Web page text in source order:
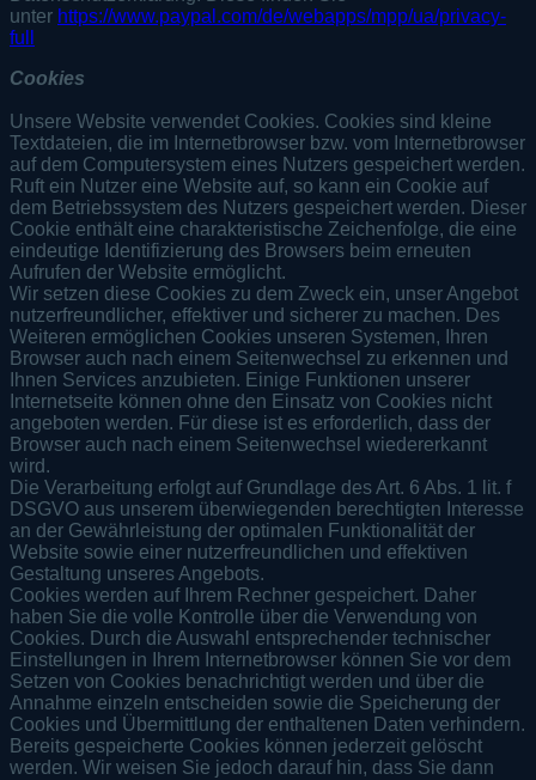
unter https://www.paypal.com/de/webapps/mpp/ua/privacy-
full
Cookies
Unsere Website verwendet Cookies. Cookies sind kleine
Textdateien, die im Internetbrowser bzw. vom Internetbrowser
auf dem Computersystem eines Nutzers gespeichert werden.
Ruft ein Nutzer eine Website auf, so kann ein Cookie auf
dem Betriebssystem des Nutzers gespeichert werden. Dieser
Cookie enthält eine charakteristische Zeichenfolge, die eine
eindeutige Identifizierung des Browsers beim erneuten
Aufrufen der Website ermöglicht.
Wir setzen diese Cookies zu dem Zweck ein, unser Angebot
nutzerfreundlicher, effektiver und sicherer zu machen. Des
Weiteren ermöglichen Cookies unseren Systemen, Ihren
Browser auch nach einem Seitenwechsel zu erkennen und
Ihnen Services anzubieten. Einige Funktionen unserer
Internetseite können ohne den Einsatz von Cookies nicht
angeboten werden. Für diese ist es erforderlich, dass der
Browser auch nach einem Seitenwechsel wiedererkannt
wird.
Die Verarbeitung erfolgt auf Grundlage des Art. 6 Abs. 1 lit. f
DSGVO aus unserem überwiegenden berechtigten Interesse
an der Gewährleistung der optimalen Funktionalität der
Website sowie einer nutzerfreundlichen und effektiven
Gestaltung unseres Angebots.
Cookies werden auf Ihrem Rechner gespeichert. Daher
haben Sie die volle Kontrolle über die Verwendung von
Cookies. Durch die Auswahl entsprechender technischer
Einstellungen in Ihrem Internetbrowser können Sie vor dem
Setzen von Cookies benachrichtigt werden und über die
Annahme einzeln entscheiden sowie die Speicherung der
Cookies und Übermittlung der enthaltenen Daten verhindern.
Bereits gespeicherte Cookies können jederzeit gelöscht
werden. Wir weisen Sie jedoch darauf hin, dass Sie dann